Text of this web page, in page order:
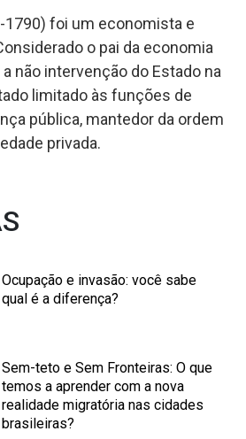
1790) foi um economista e
o pai da economia
não intervenção do Estado na
limitado às funções de
pública, mantedor da ordem
privada.
Ocupação e invasão: você sabe
qual é a diferença?
Sem-teto e Sem Fronteiras: O que
temos a aprender com a nova
realidade migratória nas cidades
brasileiras?